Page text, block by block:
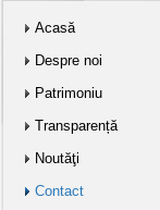
Acasă
Despre noi
Patrimoniu
Transparență
Noutăţi
Contact